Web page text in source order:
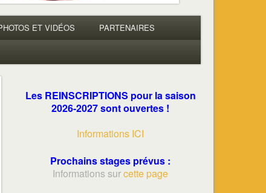
ET VIDÉOS PARTENAIRES
Les REINSCRIPTIONS pour la saison
2026-2027 sont ouvertes !
Informations ICI
Prochains stages prévus :
Informations surcette page